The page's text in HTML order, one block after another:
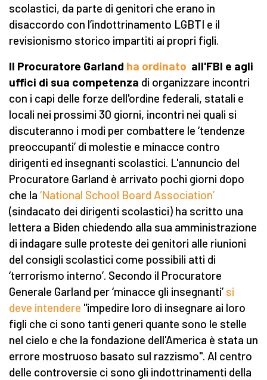
scolastici, da parte di genitori che erano in
disaccordo con l’indottrinamento LGBTI e il
revisionismo storico impartiti ai propri figli.
Il Procuratore Garland ha ordinato all'FBI e agli
uffici di sua competenza di organizzare incontri
con i capi delle forze dell'ordine federali, statali e
locali nei prossimi 30 giorni, incontri nei quali si
discuteranno i modi per combattere le ‘tendenze
preoccupanti’ di molestie e minacce contro
dirigenti ed insegnanti scolastici. L'annuncio del
Procuratore Garland è arrivato pochi giorni dopo
che la ‘National School Board Association’
(sindacato dei dirigenti scolastici) ha scritto una
lettera a Biden chiedendo alla sua amministrazione
di indagare sulle proteste dei genitori alle riunioni
del consigli scolastici come possibili atti di
‘terrorismo interno’. Secondo il Procuratore
Generale Garland per ‘minacce gli insegnanti’ si
deve intendere "impedire loro di insegnare ai loro
figli che ci sono tanti generi quante sono le stelle
nel cielo e che la fondazione dell'America è stata un
errore mostruoso basato sul razzismo". Al centro
delle controversie ci sono gli indottrinamenti della